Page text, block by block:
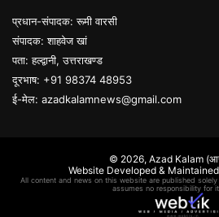
प्रधान-संपादक: रूमी वारसी
संपादक: शाहवेज खां
पता: हल्द्वानी, उत्तराखण्ड
दूरभाष: +91 98374 48953
ई-मेल: azadkalamnews@gmail.com
© 2026, Azad Kalam
Website Developed &
All content and news on this website are published
assumes no responsibility for